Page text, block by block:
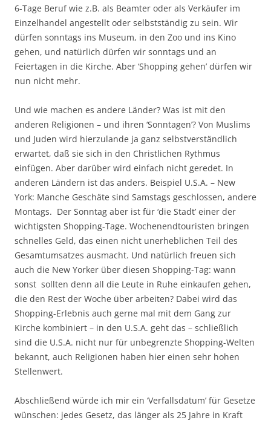
6-Tage Beruf wie z.B. als Beamter oder als Verkäufer im
Einzelhandel angestellt oder selbstständig zu sein. Wir
dürfen sonntags ins Museum, in den Zoo und ins Kino
gehen, und natürlich dürfen wir sonntags und an
Feiertagen in die Kirche. Aber ‘Shopping gehen’ dürfen wir
nun nicht mehr.
Und wie machen es andere Länder? Was ist mit den
anderen Religionen – und ihren ‘Sonntagen’? Von Muslims
und Juden wird hierzulande ja ganz selbstverständlich
erwartet, daß sie sich in den Christlichen Rythmus
einfügen. Aber darüber wird einfach nicht geredet. In
anderen Ländern ist das anders. Beispiel U.S.A. – New
York: Manche Geschäte sind Samstags geschlossen, andere
Montags. Der Sonntag aber ist für ‘die Stadt’ einer der
wichtigsten Shopping-Tage. Wochenendtouristen bringen
schnelles Geld, das einen nicht unerheblichen Teil des
Gesamtumsatzes ausmacht. Und natürlich freuen sich
auch die New Yorker über diesen Shopping-Tag: wann
sonst sollten denn all die Leute in Ruhe einkaufen gehen,
die den Rest der Woche über arbeiten? Dabei wird das
Shopping-Erlebnis auch gerne mal mit dem Gang zur
Kirche kombiniert – in den U.S.A. geht das – schließlich
sind die U.S.A. nicht nur für unbegrenzte Shopping-Welten
bekannt, auch Religionen haben hier einen sehr hohen
Stellenwert.
Abschließend würde ich mir ein ‘Verfallsdatum’ für Gesetze
wünschen: jedes Gesetz, das länger als 25 Jahre in Kraft